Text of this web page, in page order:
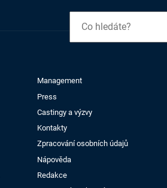
Management
Press
Castingy a výzvy
Kontakty
Zpracování osobních údajů
Nápověda
Redakce